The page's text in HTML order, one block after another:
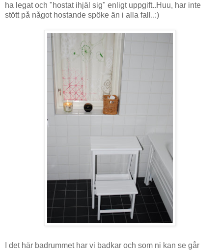
ha legat och "hostat ihjäl sig" enligt uppgift..Huu, har inte
stött på något hostande spöke än i alla fall..:)
I det här badrummet har vi badkar och som ni kan se går